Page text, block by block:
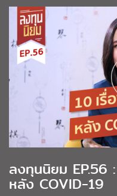
ลงทุนนิยม EP.56
หลัง COVID-19